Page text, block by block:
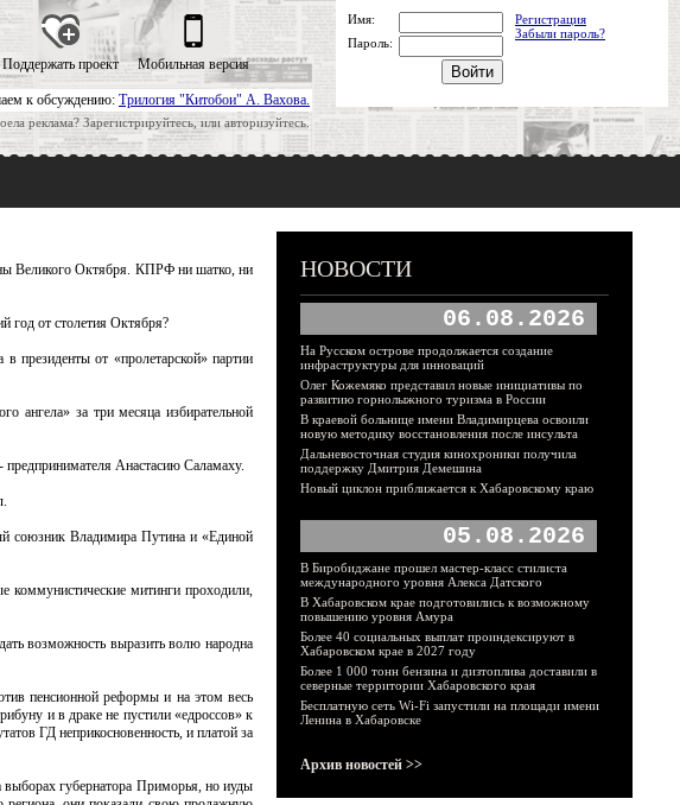
к обсуждению: Трилогия "Китобои" А. Вахова.
реклама? Зарегистрируйтесь, или авторизуйтесь.
Поддержать проект Мобильная версия
Имя:
Регистрация
Забыли пароль?
Пароль:
Великого Октября. КПРФ ни шатко, ни
год от столетия Октября?
президенты от «пролетарской» партии
ангела» за три месяца избирательной
Анастасию Саламаху.
союзник Владимира Путина и «Единой
коммунистические митинги проходили,
возможность выразить волю народна
пенсионной реформы и на этом весь
и в драке не пустили «едроссов» к
ГД неприкосновенность, и платой за
губернатора Приморья, но иуды
НОВОСТИ
06.08.2026
На Русском острове продолжается создание
инфраструктуры для инноваций
Олег Кожемяко представил новые инициативы по
развитию горнолыжного туризма в России
В краевой больнице имени Владимирцева освоили
новую методику восстановления после инсульта
Дальневосточная студия кинохроники получила
поддержку Дмитрия Демешина
Новый циклон приближается к Хабаровскому краю
05.08.2026
В Биробиджане прошел мастер-класс стилиста
международного уровня Алекса Датского
В Хабаровском крае подготовились к возможному
повышению уровня Амура
Более 40 социальных выплат проиндексируют в
Хабаровском крае в 2027 году
Более 1 000 тонн бензина и дизтоплива доставили в
северные территории Хабаровского края
Бесплатную сеть Wi-Fi запустили на площади имени
Ленина в Хабаровске
Архив новостей >>